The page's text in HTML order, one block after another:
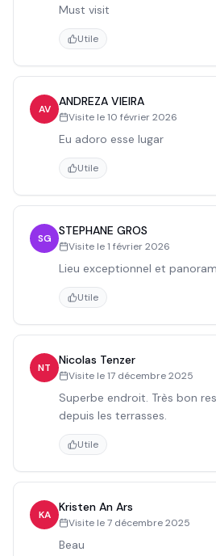
Must visit
Utile
AV
ANDREZA VIEIRA
Visite le10 février 2026
Eu adoro esse lugar
Utile
SG
STEPHANE GROS
Visite le1 février 2026
Lieu exceptionnel et
Utile
NT
Nicolas Tenzer
Visite le17 décembre 2025
Superbe endroit. Très bon
depuis les terrasses.
Utile
KA
Kristen An Ars
Visite le7 décembre 2025
Beau